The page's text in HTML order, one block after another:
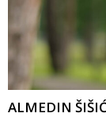
ALMEDIN